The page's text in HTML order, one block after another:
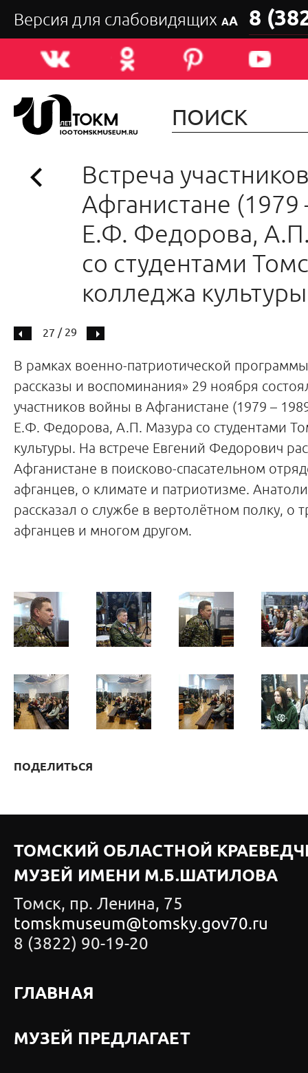
Версия для слабовидящих АА 8
Встреча
Афганистане (1979
Е.Ф. Федорова,
со студентами
колледжа
27 / 29
В рамках военно-патриотической
рассказы и воспоминания» 29 ноября
участников войны в Афганистане (1979 –
Е.Ф. Федорова, А.П. Мазура со студентами
культуры. На встрече Евгений Федорович
Афганистане в поисково-спасательном
афганцев, о климате и патриотизме.
рассказал о службе в вертолётном полку, о
афганцев и многом другом.
ПОДЕЛИТЬСЯ
ТОМСКИЙ ОБЛАСТНОЙ
МУЗЕЙ ИМЕНИ М.Б.ШАТИЛОВА
Томск, пр. Ленина, 75
tomskmuseum@tomsky.gov70.ru
8 (3822) 90-19-20
ГЛАВНАЯ
МУЗЕЙ ПРЕДЛАГАЕТ